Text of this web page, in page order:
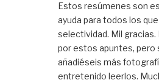
Estos resúmenes son
ayuda para todos los
selectividad. Mil
por estos apuntes, pero
añadiéseis más
entretenido leerlos.